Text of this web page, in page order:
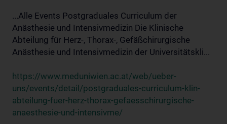
...Alle Events Postgraduales Curriculum der
Anästhesie und Intensivmedizin Die Klinische
Abteilung für Herz-, Thorax-, Gefäßchirurgische
Anästhesie und Intensivmedizin der Universitätskli...
https://www.meduniwien.ac.at/web/ueber-
uns/events/detail/postgraduales-curriculum-klin-
abteilung-fuer-herz-thorax-gefaesschirurgische-
anaesthesie-und-intensivme/